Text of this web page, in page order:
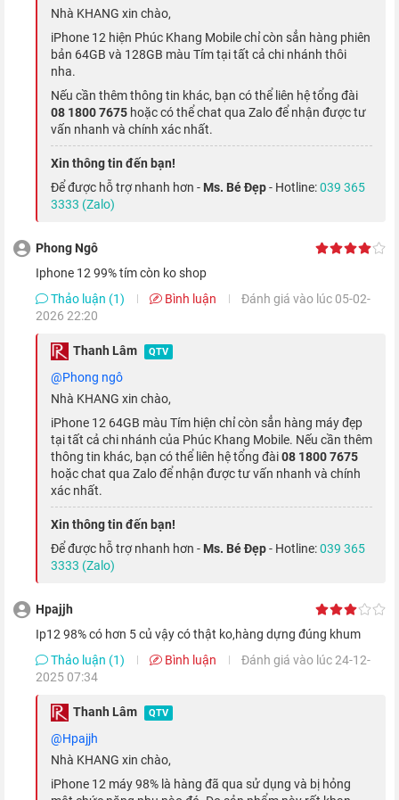
So với màn hình LCD trên dòng iPhone 11, màn hình OLED trên
phiên bản iPhone 12 có khả năng điều chỉnh màu sắc linh hoạt
được nâng lên mức tối đa là 1200 nits.
Sức mạnh hàng đầu với chip Apple A14
Bionic
mới nhất của Apple. Đây là con chip đầu tiên trong ngành điện
thoại được sản xuất trên tiến trình 5nm với 16 nhân.
Con chip cũng mang đến sức mạnh vượt trội với tốc độ xử lý
nhanh hơn đến 50% so với các chip xử lý khác hiện tại. Ngoài
ra, A14 Bionic cũng mang đến tác vụ xử lý Al và Face ID nhanh
hơn 80%.
Camera kép thách thức bóng tối
Nhà KHANG xin chào,
iPhone 12 hiện Phúc Khang Mobile chỉ còn sẳn hàng phiên
bản 64GB và 128GB màu Tím tại tất cả chi nhánh thôi
nha.
Nếu cần thêm thông tin khác, bạn có thể liên hệ tổng đài
08 1800 7675 hoặc có thể chat qua Zalo để nhận được tư
vấn nhanh và chính xác nhất.
Xin thông tin đến bạn!
Để được hỗ trợ nhanh hơn - Ms. Bé Đẹp- Hotline:039 365
3333 (Zalo)
Phong Ngô
Iphone 12 99% tím còn ko shop
Thảo luận (1)
Bình luận
Đánh giá vào lúc 05-02-
2026 22:20
Thanh Lâm QTV
@Phong ngô
Nhà KHANG xin chào,
iPhone 12 64GB màu Tím hiện chỉ còn sẳn hàng máy đẹp
tại tất cả chi nhánh của Phúc Khang Mobile. Nếu cần thêm
thông tin khác, bạn có thể liên hệ tổng đài08 1800 7675
hoặc chat qua Zalo để nhận được tư vấn nhanh và chính
xác nhất.
Xin thông tin đến bạn!
Để được hỗ trợ nhanh hơn - Ms. Bé Đẹp- Hotline:039 365
3333 (Zalo)
Hpajjh
ip12 98% có hơn 5 củ vậy có thật ko,hàng dựng đúng khum
Thảo luận (1)
Bình luận
Đánh giá vào lúc 24-12-
2025 07:34
Thanh Lâm QTV
@hpajjh
Nhà KHANG xin chào,
iPhone 12 máy 98% là hàng đã qua sử dụng và bị hỏng